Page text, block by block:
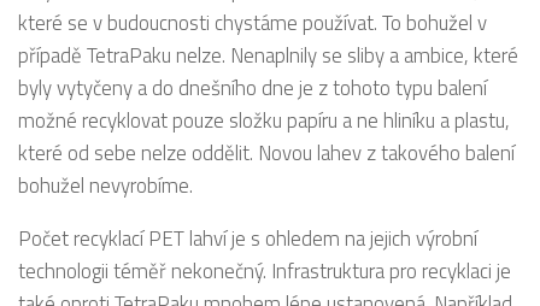
které se v budoucnosti chystáme používat. To bohužel v
případě TetraPaku nelze. Nenaplnily se sliby a ambice, které
byly vytyčeny a do dnešního dne je z tohoto typu balení
možné recyklovat pouze složku papíru a ne hliníku a plastu,
které od sebe nelze oddělit. Novou lahev z takového balení
bohužel nevyrobíme.
Počet recyklací PET lahví je s ohledem na jejich výrobní
technologii téměř nekonečný. Infrastruktura pro recyklaci je